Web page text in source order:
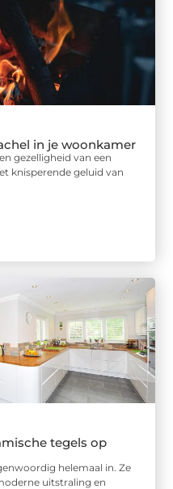
in je woonkamer
gezelligheid van een
knisperende geluid van
tegels op
helemaal in. Ze
uitstraling en